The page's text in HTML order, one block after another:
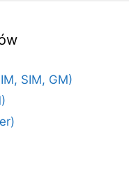
SIM, GM)